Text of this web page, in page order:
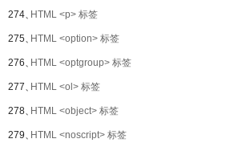
274、HTML <p> 标签
275、HTML <option> 标签
276、HTML <optgroup> 标签
277、HTML <ol> 标签
278、HTML <object> 标签
279、HTML <noscript> 标签